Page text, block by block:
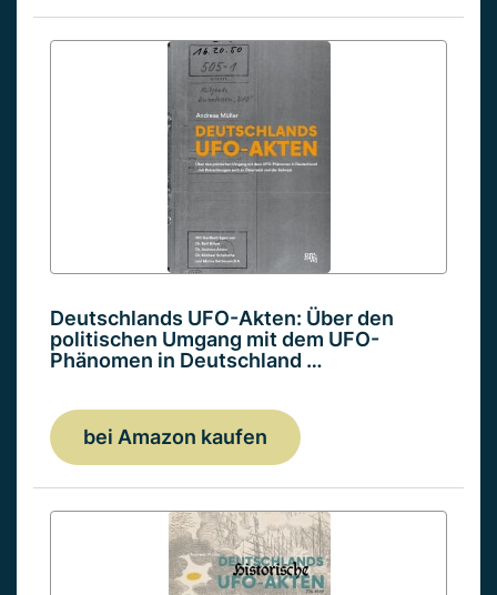
Deutschlands UFO-Akten: Über den
politischen Umgang mit dem UFO-
Phänomen in Deutschland …
bei Amazon kaufen